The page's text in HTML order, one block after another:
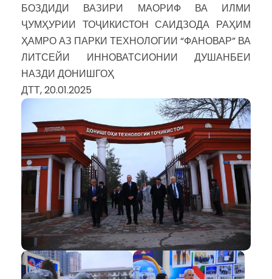
БОЗДИДИ ВАЗИРИ МАОРИФ ВА ИЛМИ
ҶУМҲУРИИ ТОҶИКИСТОН САИДЗОДА РАҲИМ
ҲАМРО АЗ ПАРКИ ТЕХНОЛОГИИ “ФАНОВАР” ВА
ЛИТСЕЙИ ИННОВАТСИОНИИ ДУШАНБЕИ
НАЗДИ ДОНИШГОҲ
ДТТ, 20.01.2025